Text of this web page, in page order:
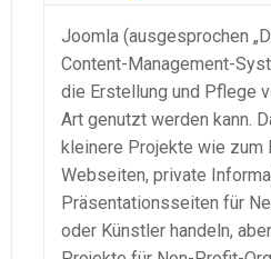
Joomla (ausgesprochen
Content-Management-
die Erstellung und Pflege
Art genutzt werden kann.
kleinere Projekte wie zum
Webseiten, private
Präsentationsseiten für
oder Künstler handeln,